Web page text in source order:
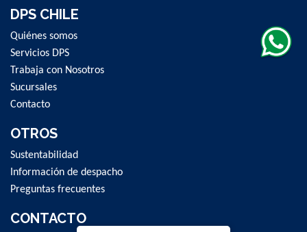
DPS CHILE
Quiénes somos
Servicios DPS
Trabaja con Nosotros
Sucursales
Contacto
OTROS
Sustentabilidad
Información de despacho
Preguntas frecuentes
CONTACTO